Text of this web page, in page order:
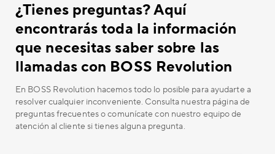
¿Tienes preguntas? Aquí
encontrarás toda la información
que necesitas saber sobre las
llamadas con BOSS Revolution
En BOSS Revolution hacemos todo lo posible para ayudarte a
resolver cualquier inconveniente. Consulta nuestra página de
preguntas frecuentes o comunícate con nuestro equipo de
atención al cliente si tienes alguna pregunta.